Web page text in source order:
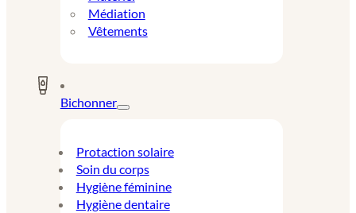
Médiation
Vêtements
Bichonner
Protaction solaire
Soin du corps
Hygiène féminine
Hygiène dentaire